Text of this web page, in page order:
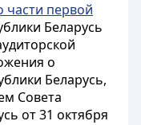
части первой
Беларусь
о
Беларусь,
Совета
от 31 октября